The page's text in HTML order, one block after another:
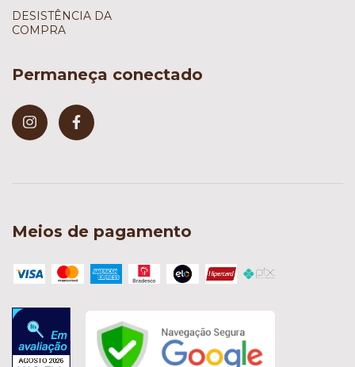
DESISTÊNCIA DA
COMPRA
Permaneça conectado
Meios de pagamento